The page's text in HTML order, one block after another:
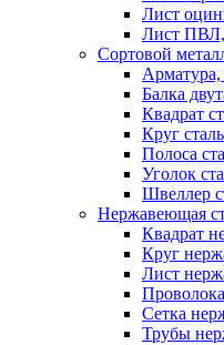
Лист
Лист
Сортовой
Арматура,
Балка
Квадрат
Круг
Полоса
Уголок
Швеллер
Нержавеющая
Квадрат
Круг
Лист
Сетка
Трубы